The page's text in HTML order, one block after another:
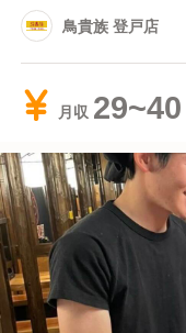
鳥貴族 登戸店
月収 29~40